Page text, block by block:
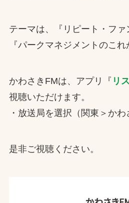
文字の見えづらさや操作に
テーマは、『リピート・ファ
『パークマネジメントのこれ
かわさきFMは、アプリ『 リ
視聴いただけます。
・放送局を選択（関東＞かわ
是非ご視聴ください。